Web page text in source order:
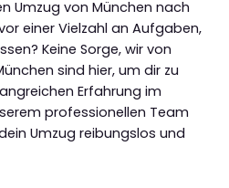
Umzug von München nach
einer Vielzahl an Aufgaben,
Keine Sorge, wir von
sind hier, um dir zu
Erfahrung im
professionellen Team
Umzug reibungslos und